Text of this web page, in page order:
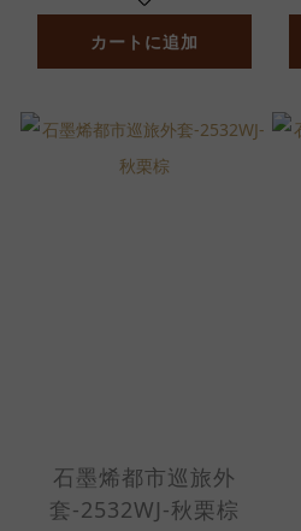
カートに追加
石墨烯都市巡旅外
套-2532WJ-秋栗棕